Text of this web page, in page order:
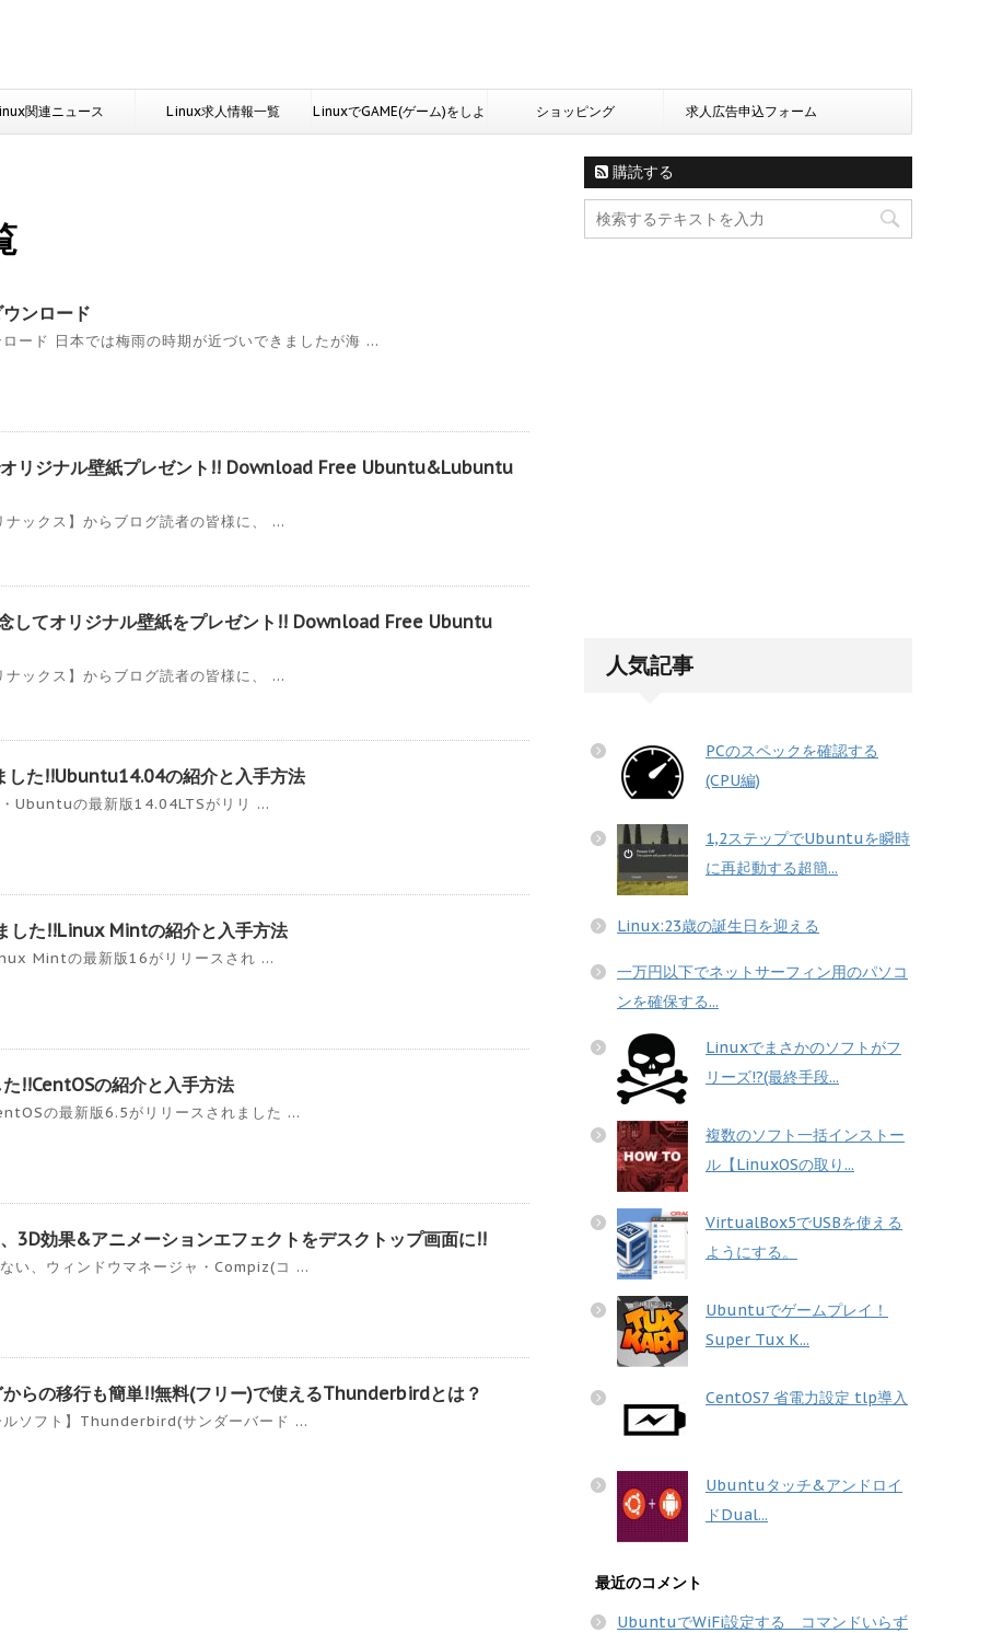
関連ニュース Linux求人情報一覧 LinuxでGAME(ゲーム)をしよ ショッピング 求人広告申込フォーム
ンロード
ード 日本では梅雨の時期が近づいできましたが海 ...
リジナル壁紙プレゼント!! Download Free Ubuntu&Lubuntu
ックス】からブログ読者の皆様に、 ...
してオリジナル壁紙をプレゼント!! Download Free Ubuntu
ックス】からブログ読者の皆様に、 ...
た!!Ubuntu14.04の紹介と入手方法
Ubuntuの最新版14.04LTSがリリ ...
した!!Linux Mintの紹介と入手方法
Mintの最新版16がリリースされ ...
!!CentOSの紹介と入手方法
の最新版6.5がリリースされました ...
3D効果&アニメーションエフェクトをデスクトップ画面に!!
い、ウィンドウマネージャ・Compiz(コ ...
らの移行も簡単!!無料(フリー)で使えるThunderbirdとは？
ルソフト】Thunderbird(サンダーバード ...
購読する
人気記事
PCのスペックを確認する
(CPU編)
1,2ステップでUbuntuを瞬時
に再起動する超簡...
Linux:23歳の誕生日を迎える
一万円以下でネットサーフィン用のパソコ
ンを確保する...
Linuxでまさかのソフトがフ
リーズ!?(最終手段...
複数のソフト一括インストー
ル【LinuxOSの取り...
VirtualBox5でUSBを使える
ようにする。
Ubuntuでゲームプレイ！
Super Tux K...
CentOS7 省電力設定 tlp導入
Ubuntuタッチ&アンドロイ
ドDual...
最近のコメント
UbuntuでWiFi設定する コマンドいらず